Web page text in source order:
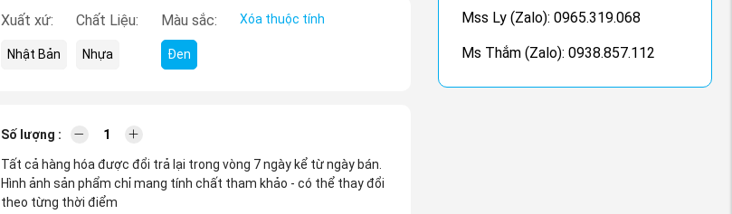
Xuất xứ:
Nhật Bản
Chất Liệu:
Nhựa
Màu sắc:
Đen
Xóa thuộc tính
Số lượng :
Tất cả hàng hóa được đổi trả lại trong vòng 7 ngày kể từ ngày bán.
Hình ảnh sản phẩm chỉ mang tính chất tham khảo - có thể thay đổi
theo từng thời điểm
Mss Ly (Zalo): 0965.319.068
Ms Thắm (Zalo): 0938.857.112